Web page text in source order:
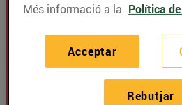
Més informació a la Política
Rebutjar
Acceptar